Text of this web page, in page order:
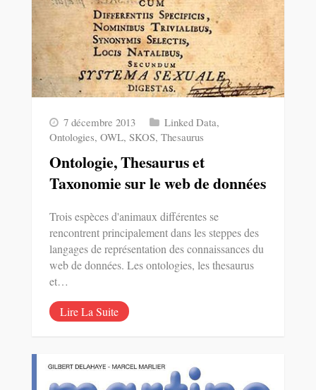
7 décembre 2013 Linked Data,
Ontologies, OWL, SKOS, Thesaurus
Ontologie, Thesaurus et
Taxonomie sur le web de données
Trois espèces d'animaux différentes se
rencontrent principalement dans les steppes des
langages de représentation des connaissances du
web de données. Les ontologies, les thesaurus
et…
Lire La Suite